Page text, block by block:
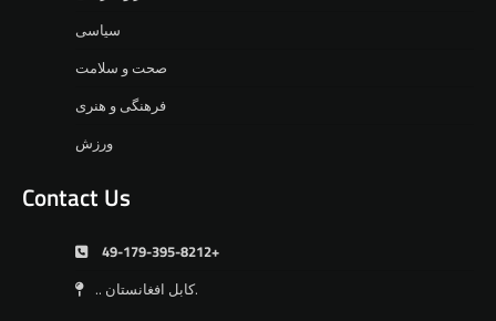
سیاسی
صحت و سلامت
فرهنگی و هنری
ورزش
Contact Us
49-179-395-8212+
.. کابل افغانستان.